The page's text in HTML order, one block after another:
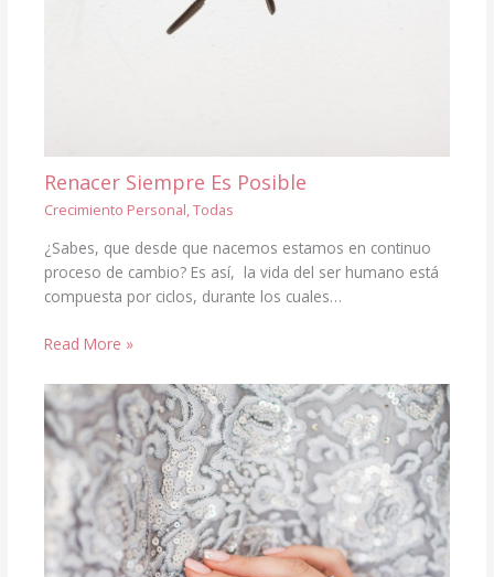
Renacer Siempre Es Posible
Crecimiento Personal,Todas
¿Sabes, que desde que nacemos estamos en continuo
proceso de cambio? Es así, la vida del ser humano está
compuesta por ciclos, durante los cuales…
Read More »